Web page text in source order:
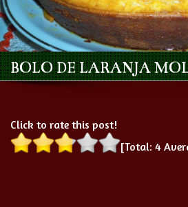
BOLO DE LARANJA
Click to rate this post!
[Total: 4